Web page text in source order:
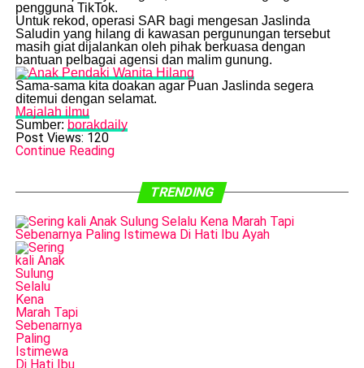
pengguna TikTok.
​Untuk rekod, operasi SAR bagi mengesan Jaslinda
Saludin yang hilang di kawasan pergunungan tersebut
masih giat dijalankan oleh pihak berkuasa dengan
bantuan pelbagai agensi dan malim gunung.
​Sama-sama kita doakan agar Puan Jaslinda segera
ditemui dengan selamat.
Majalah ilmu
Sumber: borakdaily
Post Views: 120
Continue Reading
TRENDING